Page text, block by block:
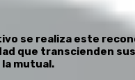
se realiza este
que transcienden
mutual.